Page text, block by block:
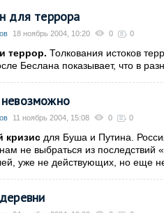
для террора
18 ноябрь 2004, 10:20 0 0
террор. Толкования истоков
Беслана показывает, что в
11 ноябрь 2004, 15:08 0 0
кризис для Буша и Путина
не выбраться из последствий
уже не действующих, но еще